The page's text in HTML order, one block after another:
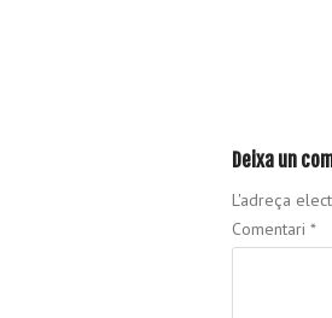
Deixa un
L'adreça
Comentari *